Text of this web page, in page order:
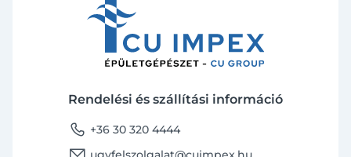
Rendelési és szállítási információ
phone +36 30 320 4444